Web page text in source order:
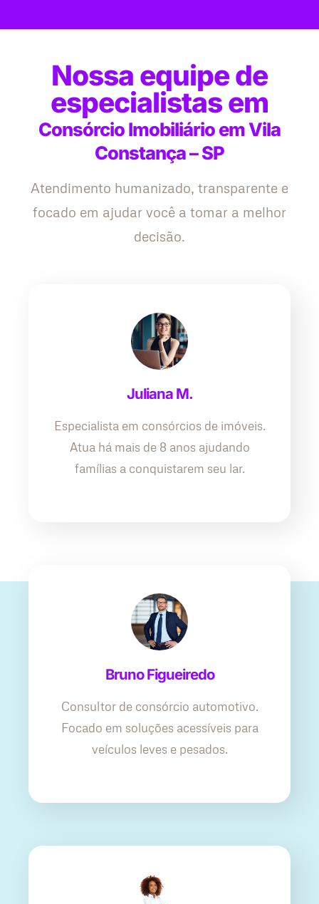
Nossa equipe de
especialistas em
Consórcio Imobiliário em Vila
Constança – SP
Atendimento humanizado, transparente e
focado em ajudar você a tomar a melhor
decisão.
Juliana M.
Especialista em consórcios de imóveis.
Atua há mais de 8 anos ajudando
famílias a conquistarem seu lar.
Bruno Figueiredo
Consultor de consórcio automotivo.
Focado em soluções acessíveis para
veículos leves e pesados.